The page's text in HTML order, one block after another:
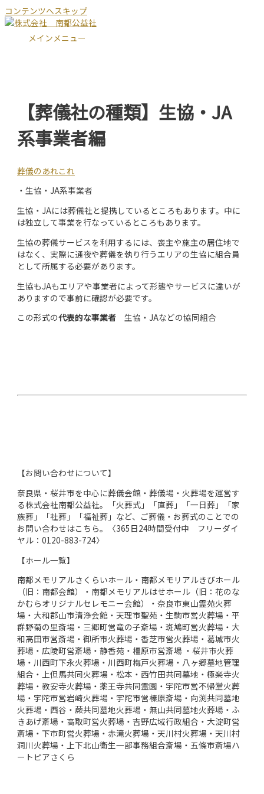
コンテンツへスキップ
メインメニュー
【葬儀社の種類】生協・JA
系事業者編
葬儀のあれこれ
・生協・JA系事業者
生協・JAには葬儀社と提携しているところもあります。中に
は独立して事業を行なっているところもあります。
生協の葬儀サービスを利用するには、喪主や施主の居住地で
はなく、実際に通夜や葬儀を執り行うエリアの生協に組合員
として所属する必要があります。
生協もJAもエリアや事業者によって形態やサービスに違いが
ありますので事前に確認が必要です。
この形式の代表的な事業者 生協・JAなどの協同組合
【お問い合わせについて】
奈良県・桜井市を中心に葬儀会館・葬儀場・火葬場を運営す
る株式会社南都公益社。「火葬式」「直葬」「一日葬」「家
族葬」「社葬」「福祉葬」など、ご葬儀・お葬式のことでの
お問い合わせはこちら。〈365日24時間受付中 フリーダイ
ヤル：0120-883-724〉
【ホール一覧】
南都メモリアルさくらいホール・南都メモリアルきびホール
（旧：南都会館）・南都メモリアルはせホール（旧：花のな
かむらオリジナルセレモニー会館）・奈良市東山霊苑火葬
場・大和郡山市清浄会館・天理市聖苑・生駒市営火葬場・平
群野菊の里斎場・三郷町営竜の子斎場・斑鳩町営火葬場・大
和高田市営斎場・御所市火葬場・香芝市営火葬場・葛城市火
葬場・広陵町営斎場・静香苑・橿原市営斎場 ・桜井市火葬
場・川西町下永火葬場・川西町梅戸火葬場・八ヶ郷墓地管理
組合・上但馬共同火葬場・松本・西竹田共同墓地・極楽寺火
葬場・教安寺火葬場・薬王寺共同霊園・宇陀市営不帰堂火葬
場・宇陀市営岩崎火葬場・宇陀市営榛原斎場・向渕共同墓地
火葬場・西谷・蕨共同墓地火葬場・無山共同墓地火葬場・ふ
きあげ斎場・高取町営火葬場・吉野広域行政組合・大淀町営
斎場・下市町営火葬場・赤滝火葬場・天川村火葬場・天川村
洞川火葬場・上下北山衛生一部事務組合斎場・五條市斎場ハ
ートピアさくら